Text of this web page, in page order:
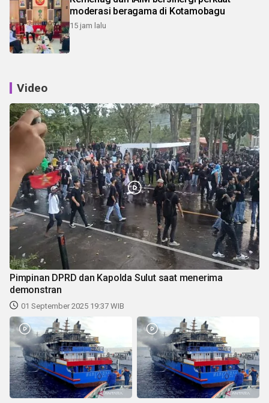
moderasi beragama di Kotamobagu
15 jam lalu
Video
Pimpinan DPRD dan Kapolda Sulut saat menerima
demonstran
01 September 2025 19:37 WIB